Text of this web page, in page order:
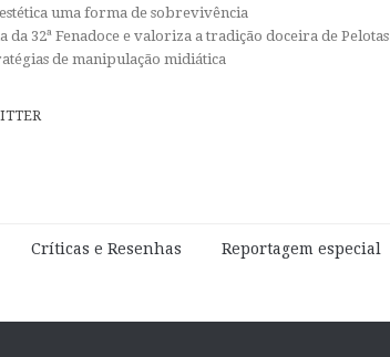
uma forma de sobrevivência
32ª Fenadoce e valoriza a tradição doceira de Pelotas
de manipulação midiática
Críticas e Resenhas Reportagem especial